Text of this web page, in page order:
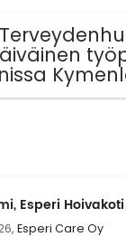
Esperi
Esperi Care Oy